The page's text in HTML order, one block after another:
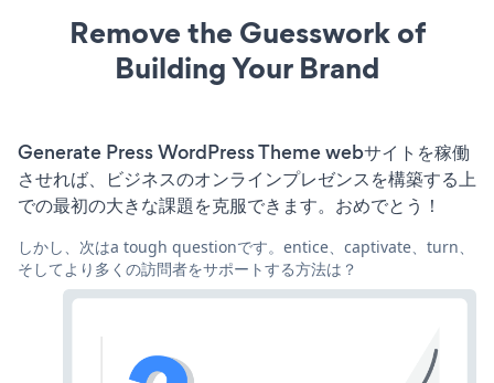
Remove the Guesswork of
Building Your Brand
Generate Press WordPress Theme webサイトを稼働
させれば、ビジネスのオンラインプレゼンスを構築する上
での最初の大きな課題を克服できます。おめでとう！
しかし、次はa tough questionです。entice、captivate、turn、
そしてより多くの訪問者をサポートする方法は？